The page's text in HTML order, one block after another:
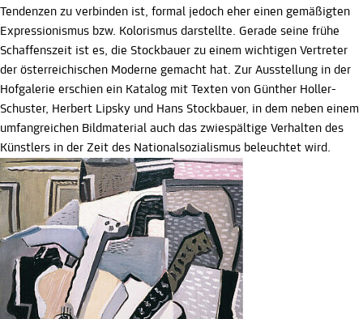
Tendenzen zu verbinden ist, formal jedoch eher einen gemäßigten
Expressionismus bzw. Kolorismus darstellte. Gerade seine frühe
Schaffenszeit ist es, die Stockbauer zu einem wichtigen Vertreter
der österreichischen Moderne gemacht hat. Zur Ausstellung in der
Hofgalerie erschien ein Katalog mit Texten von Günther Holler-
Schuster, Herbert Lipsky und Hans Stockbauer, in dem neben einem
umfangreichen Bildmaterial auch das zwiespältige Verhalten des
Künstlers in der Zeit des Nationalsozialismus beleuchtet wird.